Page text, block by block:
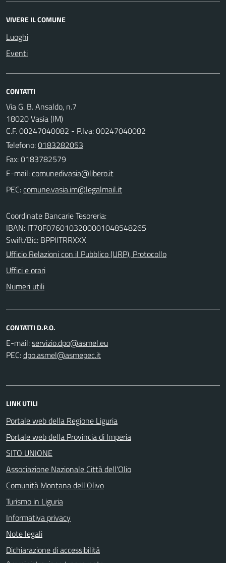
VIVERE IL COMUNE
Luoghi
Eventi
CONTATTI
Via G. B. Ansaldo, n.7
18020 Vasia (IM)
C.F. 00247040082 - P.Iva: 00247040082
Telefono:0183282053
Fax: 0183782579
E-mail:
PEC:
Coordinate Bancarie Tesoreria:
IBAN: IT70F0760103200001048548265
Swift/Bic: BPPIITRRXXX
Ufficio Relazioni con il Pubblico (URP), Protocollo
Uffici e orari
Numeri utili
CONTATTI D.P.O.
E-mail:
PEC:
LINK UTILI
Portale web della Regione Liguria
Portale web della Provincia di Imperia
SITO UNIONE
Associazione Nazionale Città dell'Olio
Comunità Montana dell'Olivo
Turismo in Liguria
Informativa privacy
Note legali
Dichiarazione di accessibilità